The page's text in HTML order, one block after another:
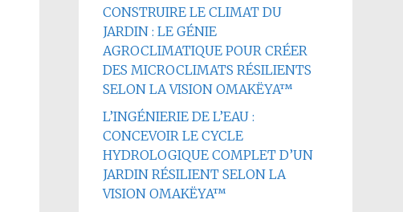
CONSTRUIRE LE CLIMAT DU
JARDIN : LE GÉNIE
AGROCLIMATIQUE POUR CRÉER
DES MICROCLIMATS RÉSILIENTS
SELON LA VISION OMAKËYA™
L’INGÉNIERIE DE L’EAU :
CONCEVOIR LE CYCLE
HYDROLOGIQUE COMPLET D’UN
JARDIN RÉSILIENT SELON LA
VISION OMAKËYA™